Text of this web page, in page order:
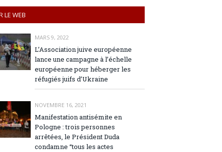
LE WEB
MARS 9, 2022
L’Association juive européenne
lance une campagne à l’échelle
européenne pour héberger les
réfugiés juifs d’Ukraine
NOVEMBRE 16, 2021
Manifestation antisémite en
Pologne : trois personnes
arrêtées, le Président Duda
condamne “tous les actes